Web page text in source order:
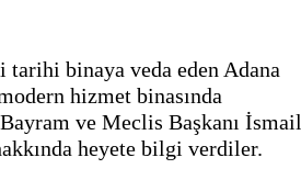
binaya veda eden Adana
hizmet binasında
ve Meclis Başkanı İsmail
heyete bilgi verdiler.